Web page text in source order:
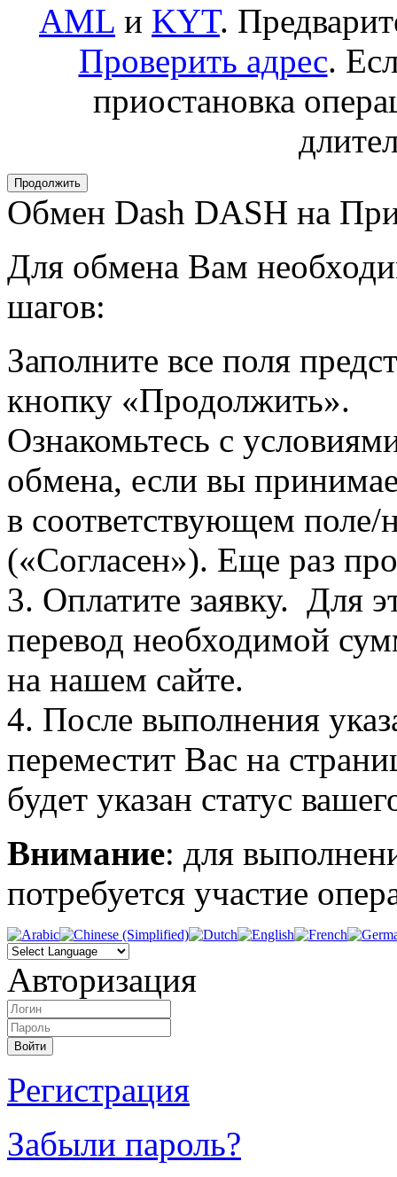
AML и KYT.
Проверить адрес.
приостановка
Обмен Dash DASH на
Для обмена Вам
шагов:
Заполните все поля
кнопку «Продолжить».
Ознакомьтесь с
обмена, если вы
в соответствующем
(«Согласен»). Еще раз
3. Оплатите заявку. Для
перевод необходимой
на нашем сайте.
4. После выполнения
переместит Вас на
будет указан статус
Внимание: для
потребуется участие
Авторизация
Регистрация
Забыли пароль?